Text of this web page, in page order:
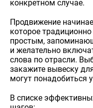
конкретном случае.
Продвижение
которое
простым,
и желательно
слова по отрасли.
закажите вывеску
могут понадобиться
В списке